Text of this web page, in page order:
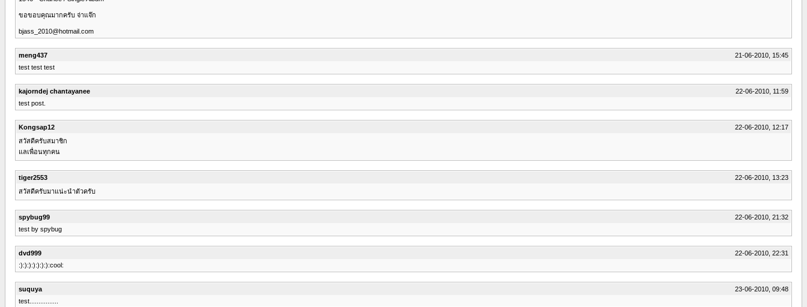
ขอขอบคุณมากครับ จ่าแจ๊ก
bjass_2010@hotmail.com
meng437
21-06-2010, 15:45
test test test
kajorndej chantayanee
22-06-2010, 11:59
test post.
Kongsap12
22-06-2010, 12:17
สวัสดีครับสมาชิก
แลเพื่อนทุกคน
tiger2553
22-06-2010, 13:23
สวัสดีครับมาแน่ะนำตัวครับ
spybug99
22-06-2010, 21:32
test by spybug
dvd999
22-06-2010, 22:31
:):):):):):):):cool:
suquya
23-06-2010, 09:48
test................